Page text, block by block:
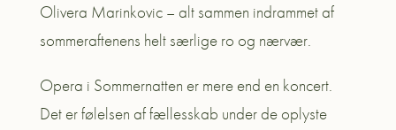
Olivera Marinkovic – alt sammen indrammet af
sommeraftenens helt særlige ro og nærvær.
Opera i Sommernatten er mere end en koncert.
Det er følelsen af fællesskab under de oplyste